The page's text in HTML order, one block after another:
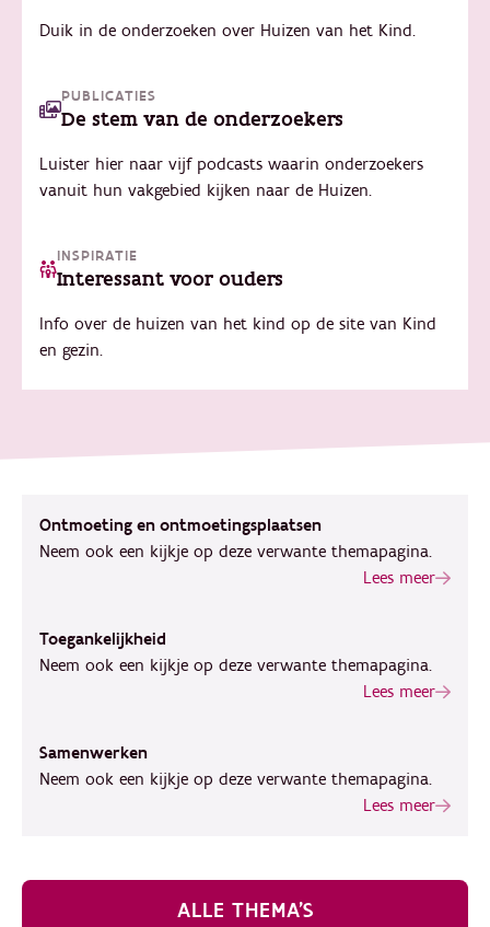
Duik in de onderzoeken over Huizen van het Kind.
PUBLICATIES
De stem van de onderzoekers
Luister hier naar vijf podcasts waarin onderzoekers
vanuit hun vakgebied kijken naar de Huizen.
INSPIRATIE
Interessant voor ouders
Info over de huizen van het kind op de site van Kind
en gezin.
Ontmoeting en ontmoetingsplaatsen
Neem ook een kijkje op deze verwante themapagina.
Lees meer
Toegankelijkheid
Neem ook een kijkje op deze verwante themapagina.
Lees meer
Samenwerken
Neem ook een kijkje op deze verwante themapagina.
Lees meer
ALLE THEMA'S